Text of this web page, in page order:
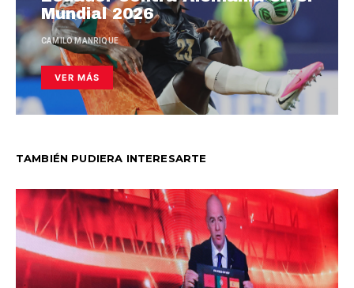
Mundial 2026
CAMILO MANRIQUE
VER MÁS
TAMBIÉN PUDIERA INTERESARTE